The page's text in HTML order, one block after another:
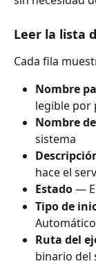
Leer la lista
Cada fila
Nombre
legible por
Nombre
sistema
hace el
Estado —
Tipo de
Ruta del
binario del